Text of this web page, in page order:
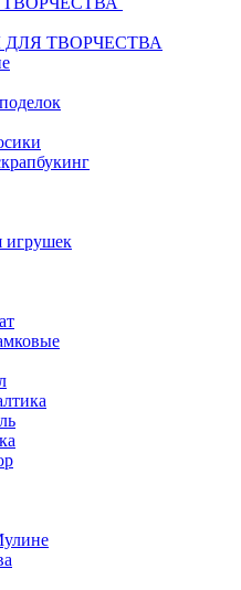
ТВОРЧЕСТВА
игрушек